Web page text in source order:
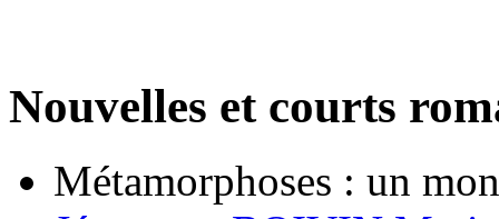
Nouvelles et courts
Métamorphoses : un